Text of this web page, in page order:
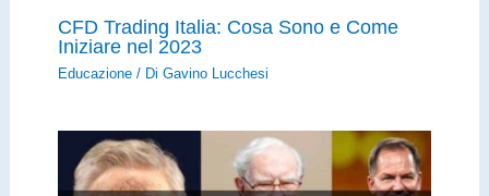
CFD Trading Italia: Cosa Sono e Come
Iniziare nel 2023
Educazione/ Di Gavino Lucchesi